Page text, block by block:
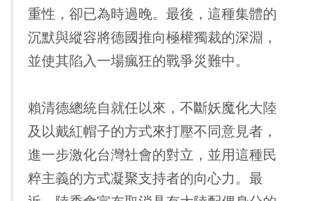
重性，卻已為時過晚。最後，這種集體的
沉默與縱容將德國推向極權獨裁的深淵，
並使其陷入一場瘋狂的戰爭災難中。
賴清德總統自就任以來，不斷妖魔化大陸
及以戴紅帽子的方式來打壓不同意見者，
進一步激化台灣社會的對立，並用這種民
粹主義的方式凝聚支持者的向心力。最